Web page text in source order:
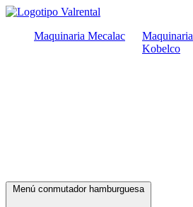
Ir
contenidoMaquinaria Mecalac
Maquinaria
Kobelco
Menú conmutador hamburguesa